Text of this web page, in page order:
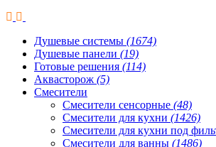
Душевые системы (1674)
Душевые панели (19)
Готовые решения (114)
Аквасторож (5)
Смесители
Смесители сенсорные (48)
Смесители для кухни (1426)
Смесители для кухни под
Смесители для ванны (1486)